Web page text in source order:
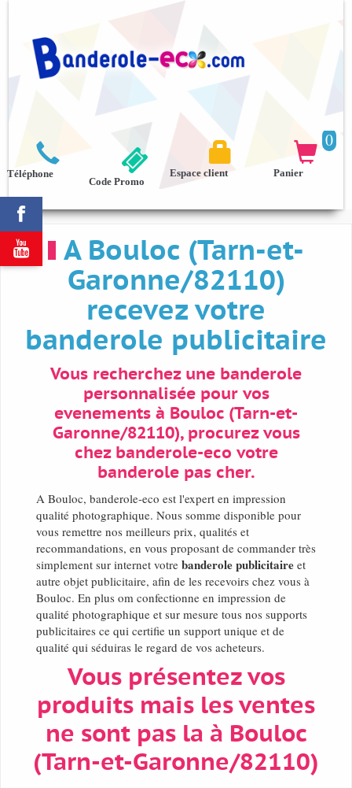



Téléphone
0

Panier

Espace client
Code Promo
A Bouloc (Tarn-et-
Garonne/82110)
recevez votre
banderole publicitaire
Vous recherchez une banderole
personnalisée pour vos
evenements à Bouloc (Tarn-et-
Garonne/82110), procurez vous
chez banderole-eco votre
banderole pas cher.
A Bouloc, banderole-eco est l'expert en impression
qualité photographique. Nous somme disponible pour
vous remettre nos meilleurs prix, qualités et
recommandations, en vous proposant de commander très
simplement sur internet votre banderole publicitaire et
autre objet publicitaire, afin de les recevoirs chez vous à
Bouloc. En plus om confectionne en impression de
qualité photographique et sur mesure tous nos supports
publicitaires ce qui certifie un support unique et de
qualité qui séduiras le regard de vos acheteurs.
Vous présentez vos
produits mais les ventes
ne sont pas la à Bouloc
(Tarn-et-Garonne/82110)